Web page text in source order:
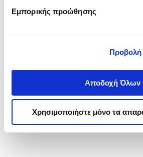
Εμπορικής προώθησης
Προβολή
Αποδοχή Όλων
Χρησιμοποιήστε μόνο τα